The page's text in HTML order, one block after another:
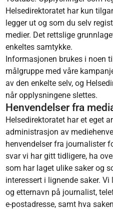
Helsedirektoratet har kun
legger ut og som du selv
medier. Det rettslige
enkeltes samtykke.
Informasjonen brukes i noen
målgruppe med våre
av den enkelte selv, og
når opplysningene slettes.
Henvendelser fra
Helsedirektoratet har et eget
administrasjon av
henvendelser fra journalister
svar vi har gitt tidligere, ha
som har laget ulike saker og
interessert i lignende saker.
og etternavn på journalist,
e-postadresse, samt hva